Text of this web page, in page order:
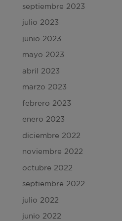
septiembre 2023
julio 2023
junio 2023
mayo 2023
abril 2023
marzo 2023
febrero 2023
enero 2023
diciembre 2022
noviembre 2022
octubre 2022
septiembre 2022
julio 2022
junio 2022